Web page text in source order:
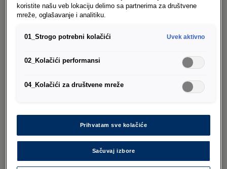
Saznajte više
Konfigurator
Cenovnik
koristite našu veb lokaciju delimo sa partnerima za društvene
mreže, oglašavanje i analitiku.
01_Strogo potrebni kolačići Uvek aktivno
02_Kolačići performansi
04_Kolačići za društvene mreže
Prihvatam sve kolačiće
Sačuvaj izbore